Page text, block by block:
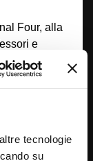
tecnologie
su
Four, alla
e
alla Reyer
Taliercio
Dopo
Four